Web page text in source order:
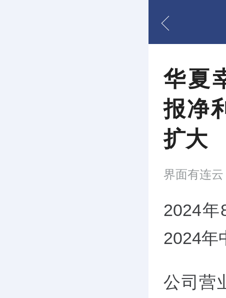
华夏
报净
扩大
界面有连云
2024年
2024年
公司营